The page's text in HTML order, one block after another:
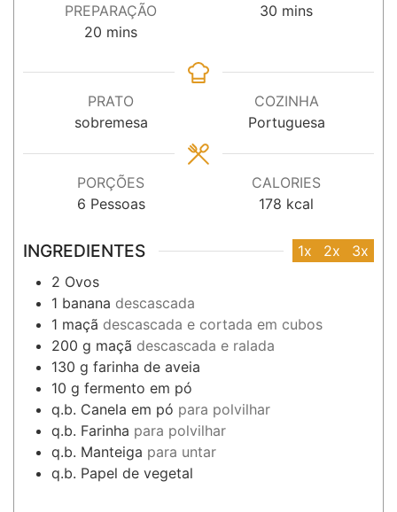
PREPARAÇÃO
20 minutos
mins
30 minutos
mins
PRATO
sobremesa
COZINHA
Portuguesa
PORÇÕES
6 Pessoas
CALORIES
178 kcal
INGREDIENTES 1x 2x
3x
2 Ovos
1 banana descascada
1 maçã descascada e cortada em cubos
200 g maçã descascada e ralada
130 g farinha de aveia
10 g fermento em pó
q.b. Canela em pó para polvilhar
q.b. Farinha para polvilhar
q.b. Manteiga para untar
q.b. Papel de vegetal